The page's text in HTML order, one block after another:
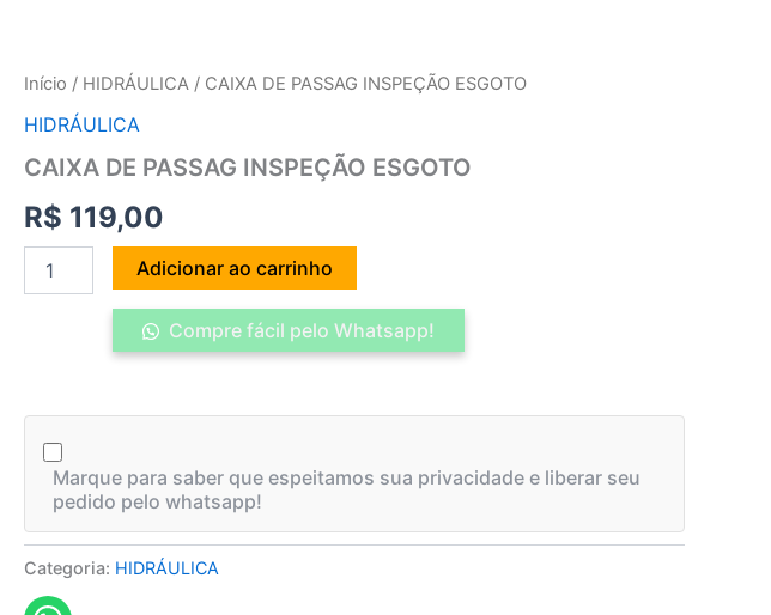
Início / HIDRÁULICA / CAIXA DE PASSAG INSPEÇÃO ESGOTO
HIDRÁULICA
CAIXA DE PASSAG INSPEÇÃO ESGOTO
R$ 119,00
CAIXA
PASSAG
ESGOTO
quantidade
Adicionar ao carrinho
Compre fácil pelo Whatsapp!
Marque para saber que espeitamos sua privacidade e liberar seu
pedido pelo whatsapp!
Categoria: HIDRÁULICA